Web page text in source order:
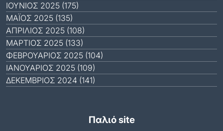
ΙΟΎΝΙΟΣ 2025 (175)
ΜΆΙΟΣ 2025 (135)
ΑΠΡΊΛΙΟΣ 2025 (108)
ΜΆΡΤΙΟΣ 2025 (133)
ΦΕΒΡΟΥΆΡΙΟΣ 2025 (104)
ΙΑΝΟΥΆΡΙΟΣ 2025 (109)
ΔΕΚΈΜΒΡΙΟΣ 2024 (141)
Παλιό site